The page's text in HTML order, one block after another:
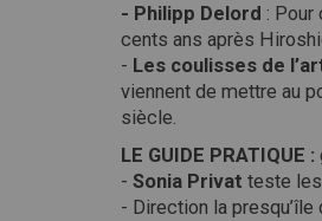
- Philipp Delord : Pour
cents ans après
- Les coulisses de
viennent de mettre au
siècle.
LE GUIDE PRATIQUE :
- Sonia Privat teste
- Direction la presqu’île